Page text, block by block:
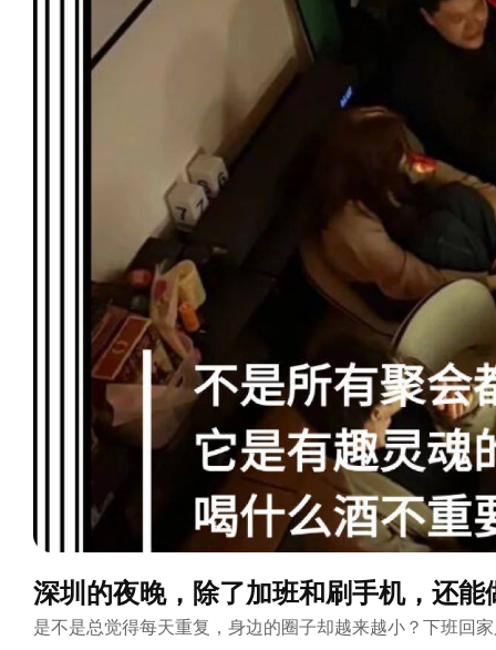
深圳的夜晚，除了加班和刷手机，还能
是不是总觉得每天重复，身边的圈子却越来越小？下班回